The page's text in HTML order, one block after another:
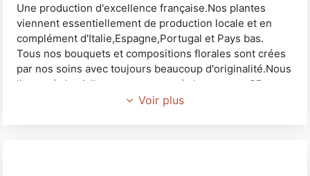
Une production d'excellence française.Nos plantes
viennent essentiellement de production locale et en
complément d'Italie,Espagne,Portugal et Pays bas.
Tous nos bouquets et compositions florales sont crées
par nos soins avec toujours beaucoup d'originalité.Nous
livrons à domicile en prenant un règlement par CB au
téléphone si vous ne pouvez pas vous déplacer.
Voir plus